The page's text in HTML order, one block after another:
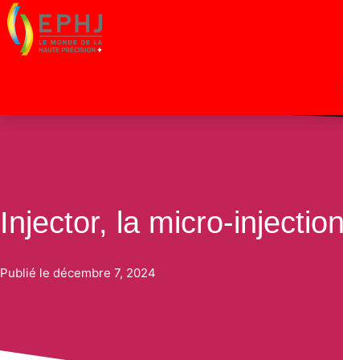
Injector, la micro-
Publié le décembre 7, 2024